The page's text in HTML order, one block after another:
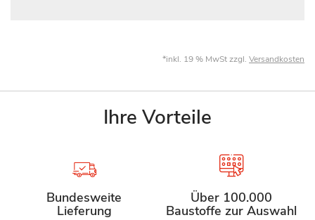
*inkl. 19 % MwSt zzgl. Versandkosten
Ihre Vorteile
Bundesweite
Lieferung
Über 100.000
Baustoffe zur Auswahl